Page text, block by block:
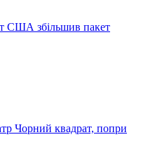
США збільшив пакет
Чорний квадрат, попри